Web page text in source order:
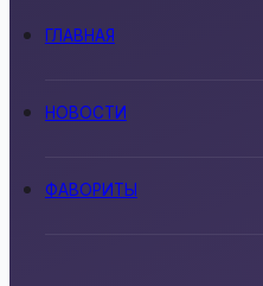
ГЛАВНАЯ
НОВОСТИ
ФАВОРИТЫ